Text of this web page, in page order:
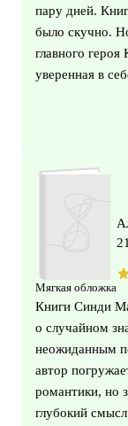
пару дней.
было скучно.
главного
уверенная в
Мягкая обложка
Книги Синди
о случайном
неожиданным
автор
романтики, но
глубокий